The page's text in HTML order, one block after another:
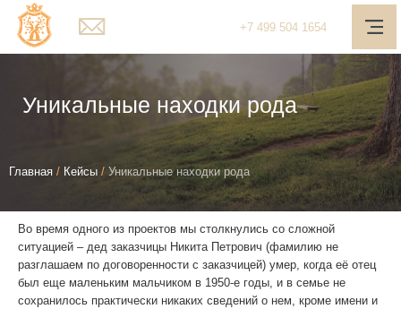
+7 499 504 1654
О компании
Услуги
Наш подход
Медиа-центр
Полезное
Контакты
Обратная связь
Уникальные находки рода
Вы
Главная / Кейсы / Уникальные находки рода
Во время одного из проектов мы столкнулись со сложной
ситуацией – дед заказчицы Никита Петрович (фамилию не
разглашаем по договоренности с заказчицей) умер, когда её отец
был еще маленьким мальчиком в 1950-е годы, и в семье не
сохранилось практически никаких сведений о нем, кроме имени и